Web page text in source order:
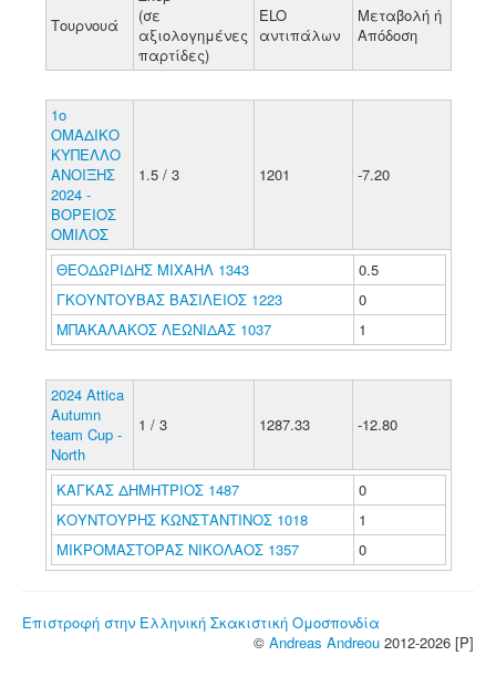
Τουρνουά
(σε
αξιολογημένες
παρτίδες)
ELO
αντιπάλων
Μεταβολή ή
Απόδοση
1o
ΟΜΑΔΙΚΟ
ΚΥΠΕΛΛΟ
ΑΝΟΙΞΗΣ
2024 -
ΒΟΡΕΙΟΣ
ΟΜΙΛΟΣ
1.5 / 3 1201 -7.20
ΘΕΟΔΩΡΙΔΗΣ ΜΙΧΑΗΛ 1343
0.5
ΓΚΟΥΝΤΟΥΒΑΣ ΒΑΣΙΛΕΙΟΣ 1223
0
ΜΠΑΚΑΛΑΚΟΣ ΛΕΩΝΙΔΑΣ 1037
1
2024 Attica
Autumn
team Cup -
North
1 / 3 1287.33 -12.80
ΚΑΓΚΑΣ ΔΗΜΗΤΡΙΟΣ 1487
0
ΚΟΥΝΤΟΥΡΗΣ ΚΩΝΣΤΑΝΤΙΝΟΣ 1018
1
ΜΙΚΡΟΜΑΣΤΟΡΑΣ ΝΙΚΟΛΑΟΣ 1357
0
Επιστροφή στην Ελληνική Σκακιστική Ομοσπονδία
© Andreas Andreou 2012-2026 [P]